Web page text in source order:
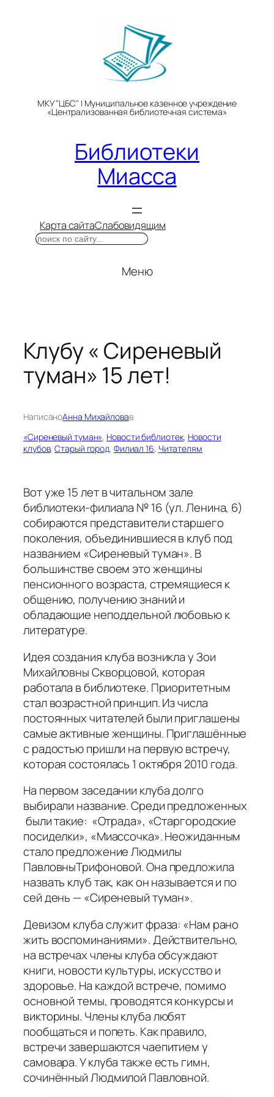
МКУ "ЦБС" | Муниципальное казенное учреждение
«Централизованная библиотечная система»
Библиотеки
Миасса
Карта сайтаСлабовидящим
Поиск
Меню
Клубу « Сиреневый
туман» 15 лет!
НаписаноАнна Михайловав
«Сиреневый туман», Новости библиотек, Новости
клубов, Старый город, Филиал 16, Читателям
Вот уже 15 лет в читальном зале
библиотеки-филиала № 16 (ул. Ленина, 6)
собираются представители старшего
поколения, объединившиеся в клуб под
названием «Сиреневый туман». В
большинстве своем это женщины
пенсионного возраста, стремящиеся к
общению, получению знаний и
обладающие неподдельной любовью к
литературе.
Идея создания клуба возникла у Зои
Михайловны Скворцовой, которая
работала в библиотеке. Приоритетным
стал возрастной принцип. Из числа
постоянных читателей были приглашены
самые активные женщины. Приглашённые
с радостью пришли на первую встречу,
которая состоялась 1 октября 2010 года.
На первом заседании клуба долго
выбирали название. Среди предложенных
были такие: «Отрада», «Старгородские
посиделки», «Миассочка». Неожиданным
стало предложение Людмилы
ПавловныТрифоновой. Она предложила
назвать клуб так, как он называется и по
сей день — «Сиреневый туман».
Девизом клуба служит фраза: «Нам рано
жить воспоминаниями». Действительно,
на встречах члены клуба обсуждают
книги, новости культуры, искусство и
здоровье. На каждой встрече, помимо
основной темы, проводятся конкурсы и
викторины. Члены клуба любят
пообщаться и попеть. Как правило,
встречи завершаются чаепитием у
самовара. У клуба также есть гимн,
сочинённый Людмилой Павловной.